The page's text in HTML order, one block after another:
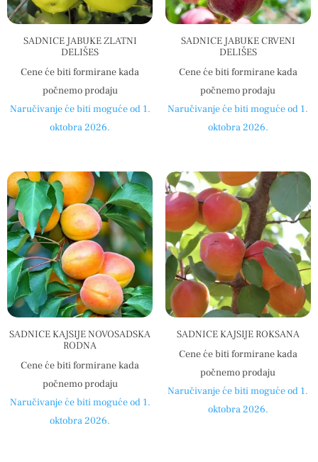
SADNICE JABUKE ZLATNI
DELIŠES
Cene će biti formirane kada
počnemo prodaju
Naručivanje će biti moguće od 1.
oktobra 2026.
SADNICE JABUKE CRVENI
DELIŠES
Cene će biti formirane kada
počnemo prodaju
Naručivanje će biti moguće od 1.
oktobra 2026.
SADNICE KAJSIJE NOVOSADSKA
RODNA
Cene će biti formirane kada
počnemo prodaju
Naručivanje će biti moguće od 1.
oktobra 2026.
SADNICE KAJSIJE ROKSANA
Cene će biti formirane kada
počnemo prodaju
Naručivanje će biti moguće od 1.
oktobra 2026.